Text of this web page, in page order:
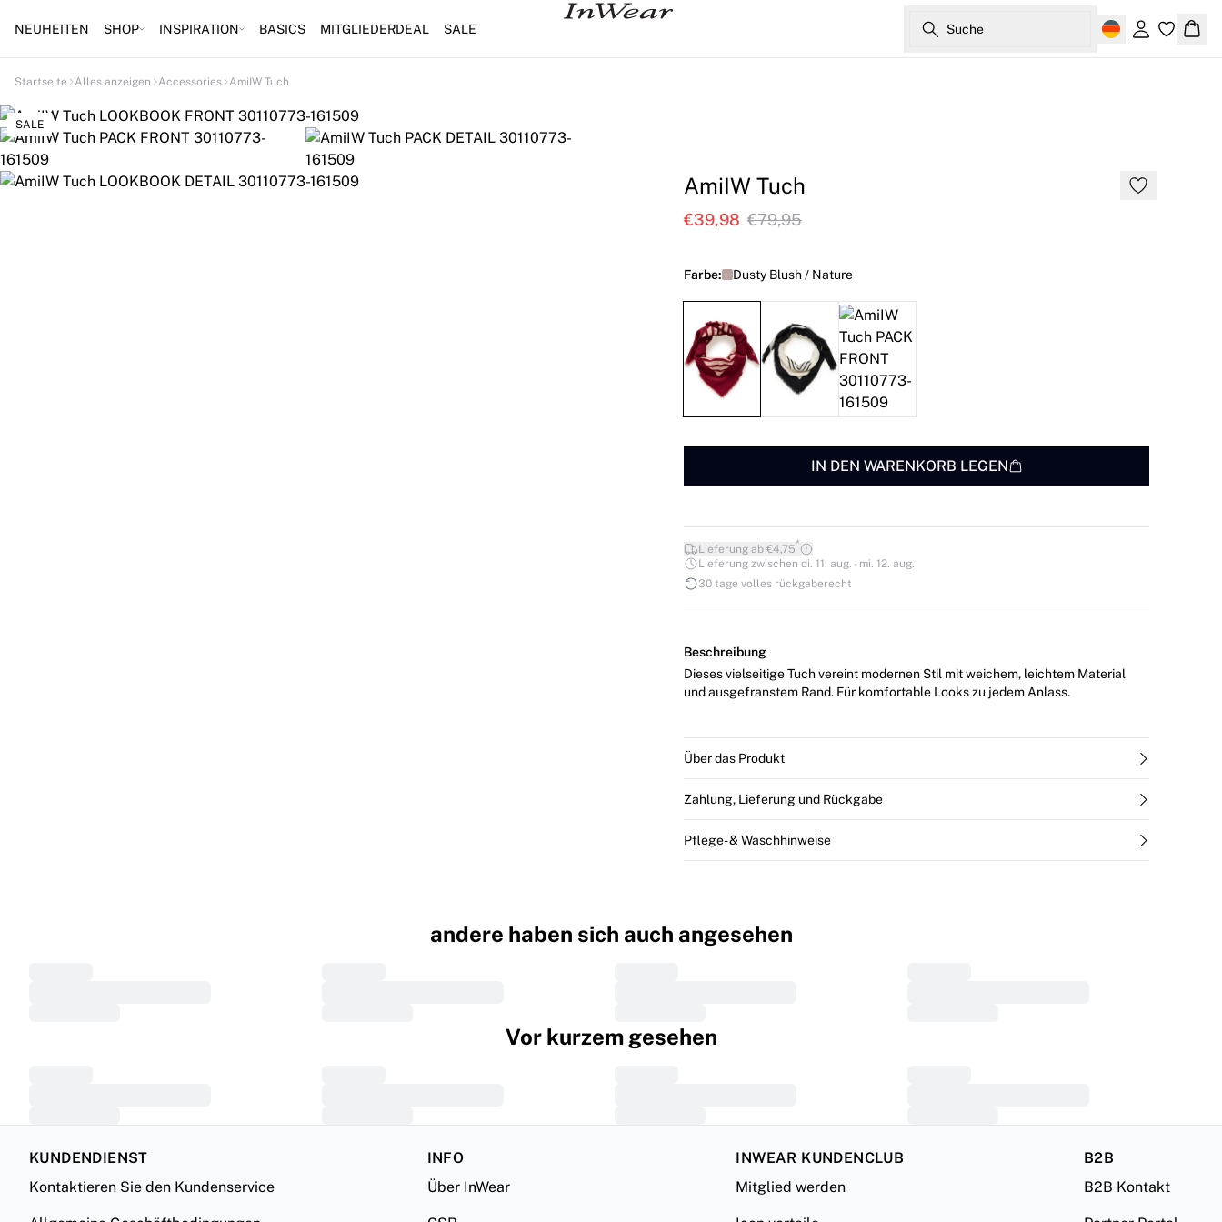
NEUHEITEN SHOP INSPIRATION BASICS MITGLIEDERDEAL SALE Suche
Einloggen
Startseite Alles anzeigen Accessories AmiIW Tuch
SALE
AmiIW Tuch
€39,98 €79,95
Farbe: Dusty Blush / Nature
IN DEN WARENKORB LEGEN
Lieferung ab €4,75*
Lieferung zwischen di. 11. aug. - mi. 12. aug.
30 tage volles rückgaberecht
Beschreibung
Dieses vielseitige Tuch vereint modernen Stil mit weichem, leichtem Material
und ausgefranstem Rand. Für komfortable Looks zu jedem Anlass.
Über das Produkt
Zahlung, Lieferung und Rückgabe
Pflege- & Waschhinweise
andere haben sich auch angesehen
Vor kurzem gesehen
KUNDENDIENST
Kontaktieren Sie den Kundenservice
INFO
Über InWear
INWEAR KUNDENCLUB
Mitglied werden
B2B
B2B Kontakt